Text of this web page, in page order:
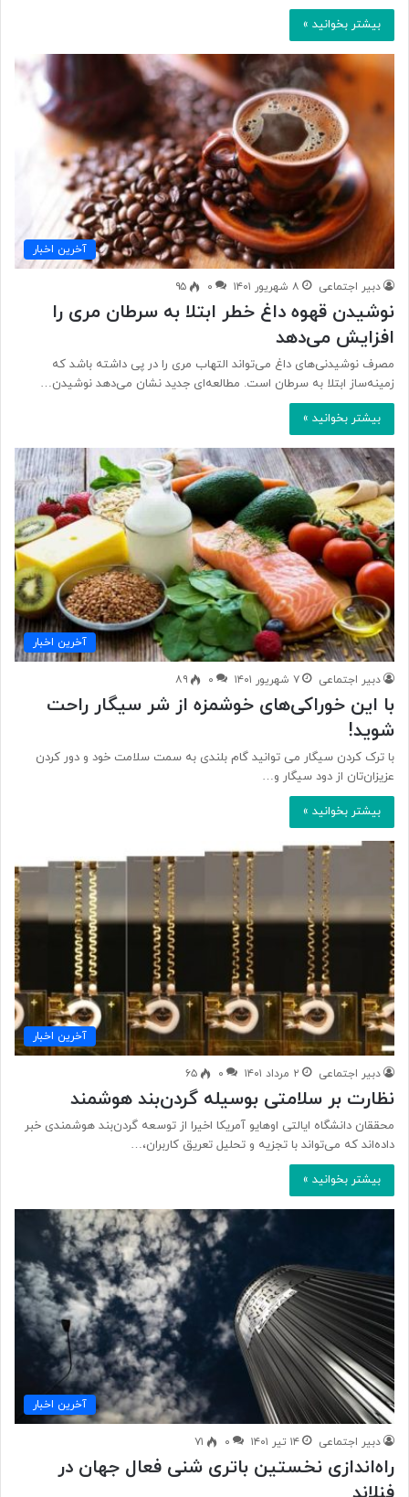
بیشتر بخوانید »
آخرین اخبار
دبیر اجتماعی ۸ شهریور ۱۴۰۱ ۰ ۹۵
نوشیدن قهوه داغ خطر ابتلا به سرطان مری را
افزایش می‌دهد
مصرف نوشیدنی‌های داغ می‌تواند التهاب مری را در پی داشته باشد که
‌زمینه‌ساز ابتلا به سرطان است. مطالعه‌ای جدید نشان می‌دهد نوشیدن…
بیشتر بخوانید »
آخرین اخبار
دبیر اجتماعی ۷ شهریور ۱۴۰۱ ۰ ۸۹
با این خوراکی‌های خوشمزه از شر سیگار راحت
شوید!
با ترک کردن سیگار می توانید گام بلندی به سمت سلامت خود و دور کردن
عزیزان‌تان از دود سیگار و…
بیشتر بخوانید »
آخرین اخبار
دبیر اجتماعی ۲ مرداد ۱۴۰۱ ۰ ۶۵
نظارت بر سلامتی بوسیله گردن‌بند هوشمند
محققان دانشگاه ایالتی اوهایو آمریکا اخیرا از توسعه گردن‌بند هوشمندی خبر
داده‌اند که می‌تواند با تجزیه و تحلیل تعریق کاربران،…
بیشتر بخوانید »
آخرین اخبار
دبیر اجتماعی ۱۴ تیر ۱۴۰۱ ۰ ۷۱
راه‌اندازی نخستین باتری شنی فعال جهان در